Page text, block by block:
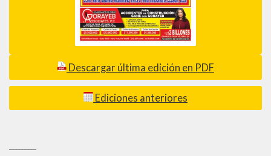
Descargar última edición en PDF
Ediciones anteriores